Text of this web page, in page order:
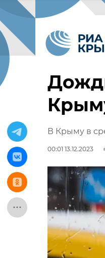
В Крыму в
00:01 13.12.2023